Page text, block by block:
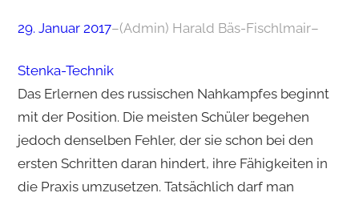
29. Januar 2017–(Admin) Harald Bäs-Fischlmair–
Stenka-Technik
Das Erlernen des russischen Nahkampfes beginnt
mit der Position. Die meisten Schüler begehen
jedoch denselben Fehler, der sie schon bei den
ersten Schritten daran hindert, ihre Fähigkeiten in
die Praxis umzusetzen. Tatsächlich darf man